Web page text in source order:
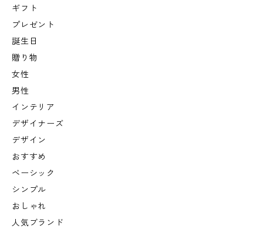
ギフト
プレゼント
誕生日
贈り物
女性
男性
インテリア
デザイナーズ
デザイン
おすすめ
ベーシック
シンプル
おしゃれ
人気ブランド